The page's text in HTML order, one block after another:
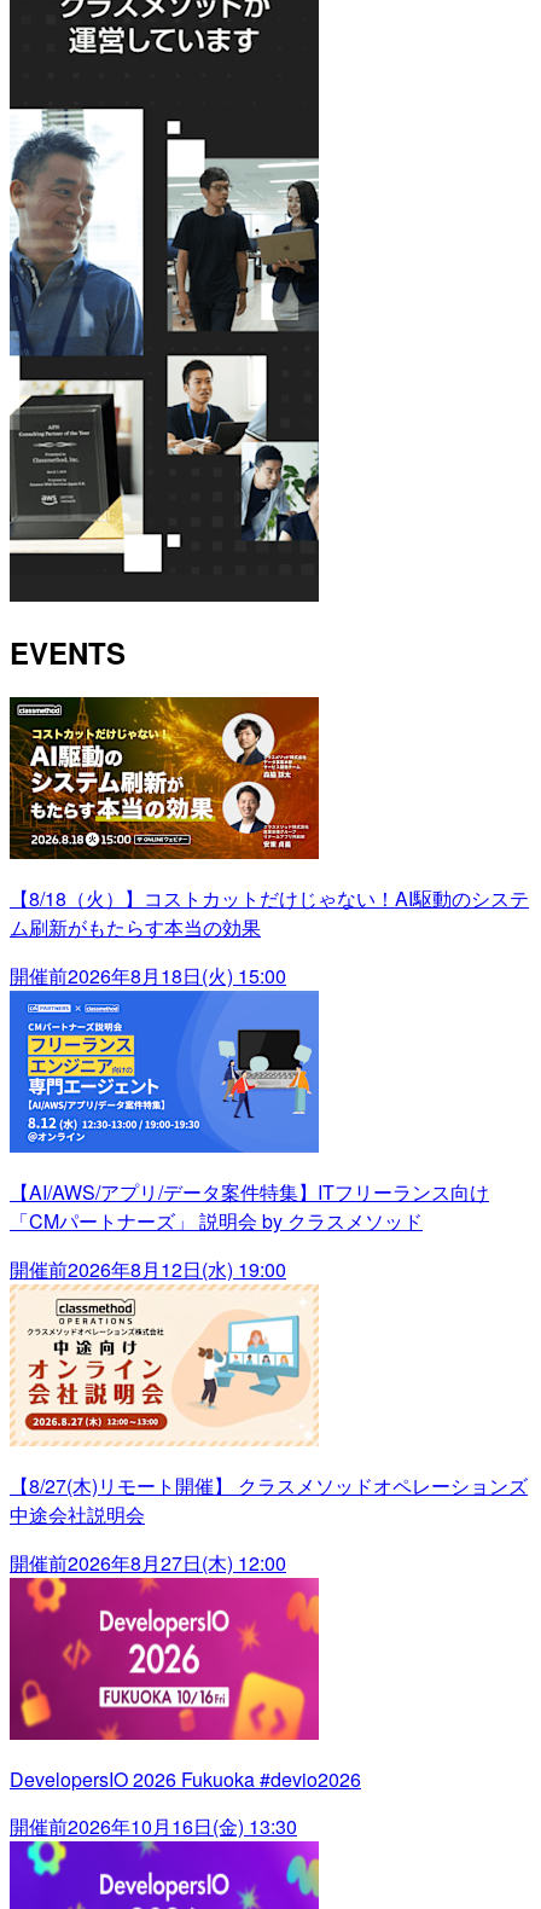
EVENTS
【8/18（火）】コストカットだけじゃない！AI駆動のシステ
ム刷新がもたらす本当の効果
開催前2026年8月18日(火) 15:00
【AI/AWS/アプリ/データ案件特集】ITフリーランス向け
「CMパートナーズ」 説明会 by クラスメソッド
開催前2026年8月12日(水) 19:00
【8/27(木)リモート開催】 クラスメソッドオペレーションズ
中途会社説明会
開催前2026年8月27日(木) 12:00
DevelopersIO 2026 Fukuoka #devio2026
開催前2026年10月16日(金) 13:30